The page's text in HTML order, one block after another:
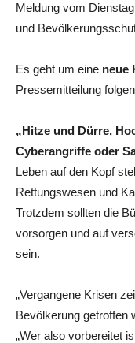
Meldung vom
und
Es geht um eine neue
Pressemitteilung
„Hitze und Dürre,
Cyberangriffe oder
Leben auf den Kopf
Rettungswesen und
Trotzdem sollten die
vorsorgen und auf
sein.
„Vergangene Krisen
Bevölkerung getroffen
„Wer also vorbereitet